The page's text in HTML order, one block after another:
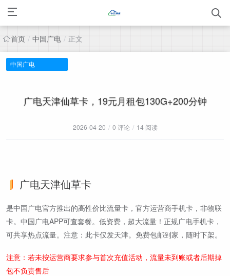
首页 / 中国广电 / 正文
中国广电
广电天津仙草卡，19元月租包130G+200分钟
2026-04-20 / 0 评论 / 14 阅读
广电天津仙草卡
是中国广电官方推出的高性价比流量卡，官方运营商手机卡，非物联
卡。中国广电APP可查套餐。低资费，超大流量！正规广电手机卡，
可共享热点流量。注意：此卡仅发天津。免费包邮到家，随时下架。
注意：若未按运营商要求参与首次充值活动，流量未到账或者后期掉
包不负责售后